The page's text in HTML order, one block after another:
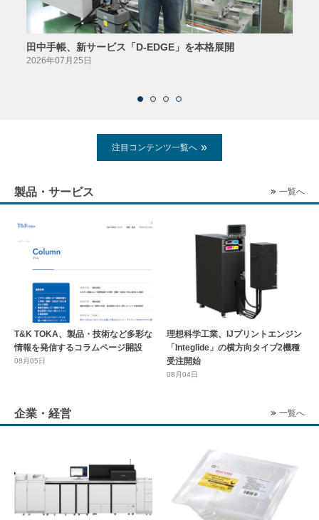
田中手帳、新サービス「D-EDGE」を本格展開
2026年07月25日
注目コンテンツ一覧へ
製品・サービス 一覧へ
T&K TOKA、製品・技術など多彩な
情報を発信するコラムページ開設
08月05日
理想科学工業、IJプリントエンジン
「Integlide」の横方向タイプ2機種
受注開始
08月04日
企業・経営 一覧へ